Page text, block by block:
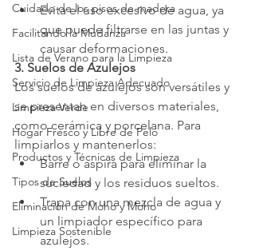
Cuidado de los pisos de madera
Facilitando la Mudanza
Lista de Verano para la Limpieza
Servicio de Limpieza Adecuado
Limpieza Verde
Hogar Fresco y Libre de Pelo
Productos y Técnicas de Limpieza
Tipos de Suelos
Eliminación de Moho y Moho
Limpieza Sostenible
Evita el uso excesivo de agua, ya
que puede filtrarse en las juntas y
causar deformaciones.
3. Suelos de Azulejos
Los suelos de azulejos son versátiles y
se presentan en diversos materiales,
como cerámica y porcelana. Para
limpiarlos y mantenerlos:
Barre o aspira para eliminar la
suciedad y los residuos sueltos.
Trapa con una mezcla de agua y
un limpiador específico para
azulejos.